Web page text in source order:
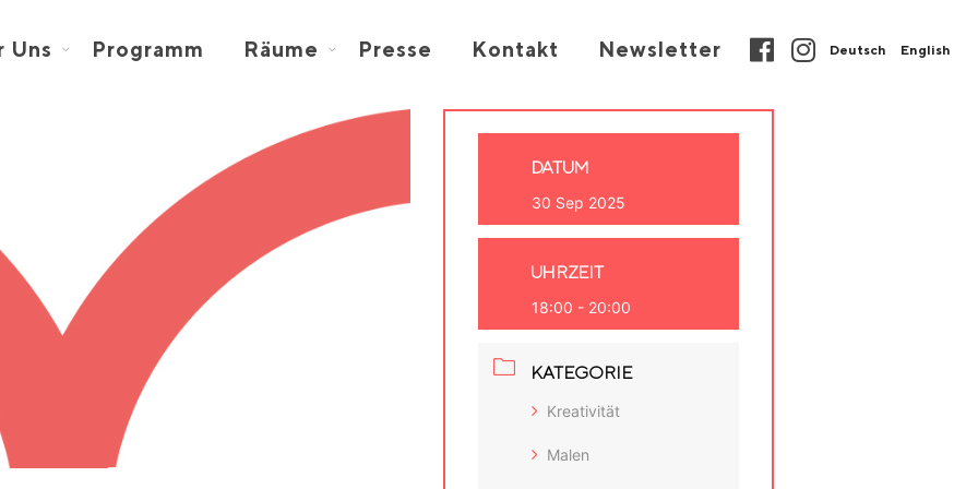
Uns Programm Räume Presse Kontakt Newsletter Deutsch English
DATUM
30 Sep 2025
UHRZEIT
18:00 - 20:00
KATEGORIE
Kreativität
Malen